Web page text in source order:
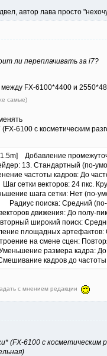
автор лава просто
ли переплачивать за i7?
FX-6100*4400 и
самые)
6100 с косметическим
Добавление
13. Стандартный (по-
частоты кадров: До
сетки векторов: 24 пкс.
шага сетки: Нет (по-
Радиус поиска: Средний
движения: До полу-
широкий поиск:
площадных артефактов:
на смене сцен:
размера кадра: До
кадров до частоты
с мнением редакции
(FX-6100 с косметическим